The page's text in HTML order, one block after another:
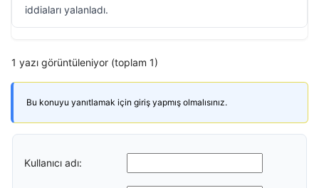
iddiaları yalanladı.
1 yazı görüntüleniyor (toplam 1)
Bu konuyu yanıtlamak için giriş yapmış olmalısınız.
Kullanıcı adı: